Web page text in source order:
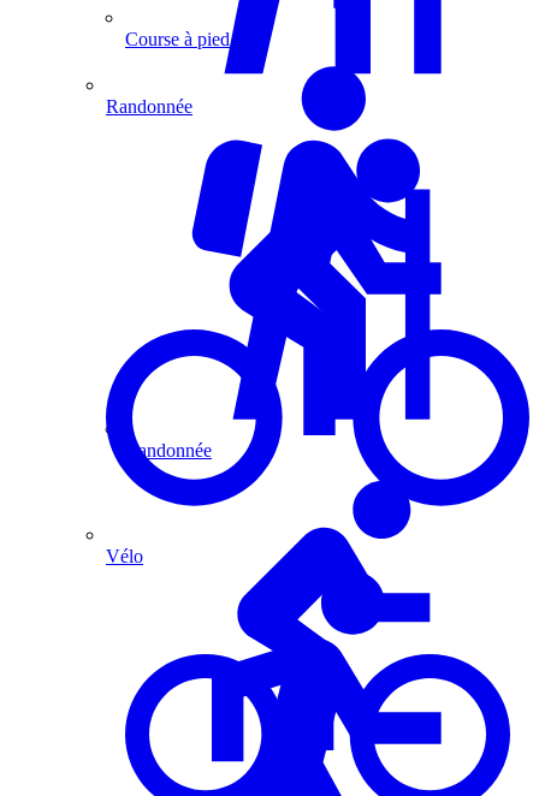
Course à pied
Randonnée
Randonnée
Vélo